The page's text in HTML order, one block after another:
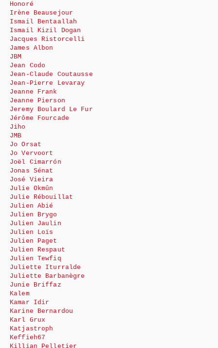
Honoré
Irène Beausejour
Ismail Bentaallah
Ismail Kizil Dogan
Jacques Ristorcelli
James Albon
JBM
Jean Codo
Jean-Claude Coutausse
Jean-Pierre Levaray
Jeanne Frank
Jeanne Pierson
Jeremy Boulard Le Fur
Jérôme Fourcade
Jiho
JMB
Jo Orsat
Jo Vervoort
Joël Cimarrón
Jonas Sénat
José Vieira
Julie Okmûn
Julie Rébouillat
Julien Abié
Julien Brygo
Julien Jaulin
Julien Loïs
Julien Paget
Julien Respaut
Julien Tewfiq
Juliette Iturralde
Juliette Barbanègre
Junie Briffaz
Kalem
Kamar Idir
Karine Bernardou
Karl Grux
Katjastroph
Keffieh67
Killian Pelletier